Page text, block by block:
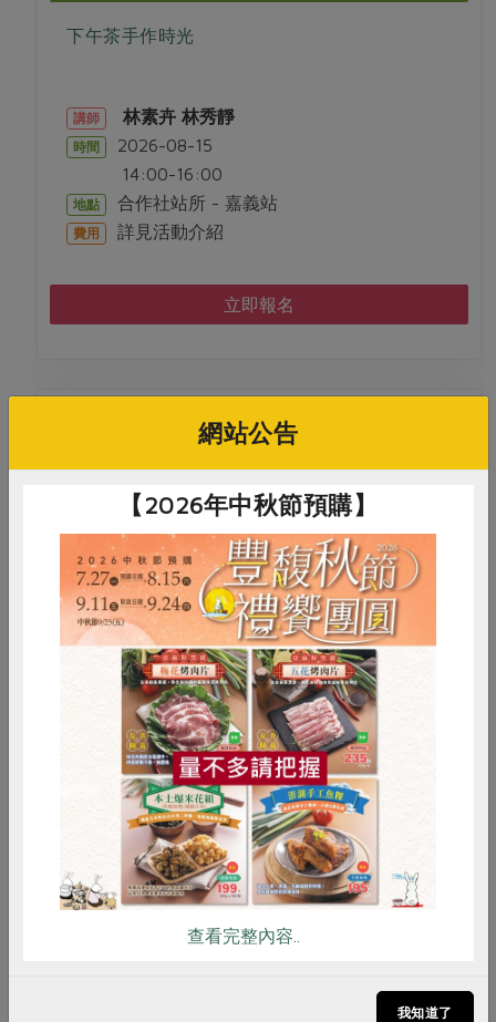
下午茶手作時光
講師 林素卉 林秀靜
時間 2026-08-15
14:00-16:00
地點 合作社站所 - 嘉義站
費用 詳見活動介紹
立即報名
料理/教作
時間 2026-08-15
14:00-16:00
地點 合作社站所 - 苓雅站
詳見活動介紹
立即報名
料理/教作
RPET 食譜 減硝酸鹽
雞蛋 食安 共同購買
網站公告
【2026年中秋節預購】
查看完整內容..
我知道了